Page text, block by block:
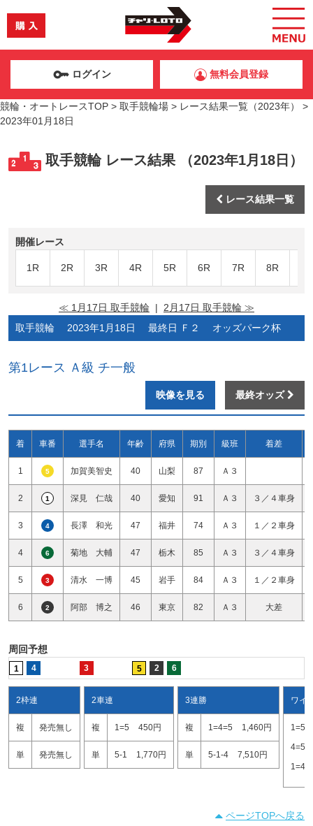
ログイン 無料会員登録
競輪・オートレースTOP > 取手競輪場 > レース結果一覧（2023年）
>
2023年01月18日
取手競輪 レース結果 （2023年1月18日）
レース結果一覧
開催レース
1R 2R 3R 4R 5R 6R 7R 8R
≪ 1月17日 取手競輪 | 2月17日 取手競輪 ≫
取手競輪 2023年1月18日 最終日 Ｆ２ オッズパーク杯
第1レース Ａ級 チ一般
映像を見る 最終オッズ
着 車番 選手名 年齢 府県 期別 級班 着差
1 5 加賀美智史 40 山梨 87 Ａ３
2 1 深見 仁哉 40 愛知 91 Ａ３ ３／４車身
3 4 長澤 和光 47 福井 74 Ａ３ １／２車身
4 6 菊地 大輔 47 栃木 85 Ａ３ ３／４車身
5 3 清水 一博 45 岩手 84 Ａ３ １／２車身
6 2 阿部 博之 46 東京 82 Ａ３ 大差
周回予想
1 4 3 5 2 6
2枠連
複 発売無し
単 発売無し
2車連
複 1=5 450円
単 5-1 1,770円
3連勝
複 1=4=5 1,460円
単 5-1-4 7,510円
ワイ
1=5
4=5
1=4
ページTOPへ戻る